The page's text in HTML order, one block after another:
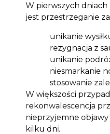
W pierwszych dniach
jest przestrzeganie
unikanie
rezygnacja z
unikanie
niesmarkanie
stosowanie
W większości
rekonwalescencja
nieprzyjemne
kilku dni.